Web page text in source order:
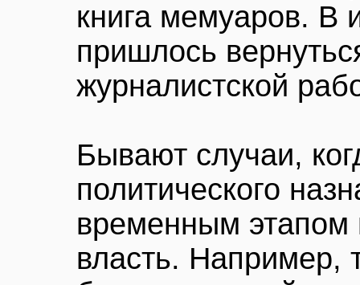
книга мемуаров. В
пришлось
журналистской
Бывают случаи,
политического
временным этапом
власть. Например,